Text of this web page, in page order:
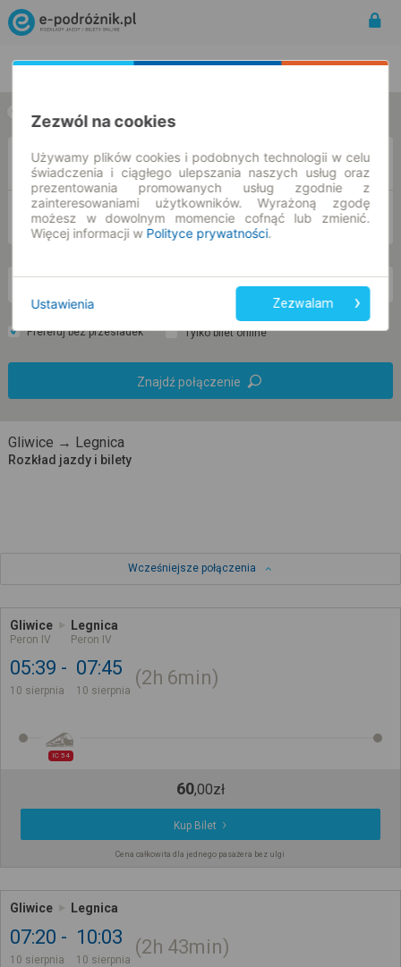
w jedną stronę w obie strony
Z
-- : --
Preferuj bez przesiadek Tylko bilet online
Znajdź połączenie
Gliwice → Legnica
Rozkład jazdy i bilety
Wcześniejsze połączenia
Gliwice
Peron IV
Legnica
Peron IV
05:39
10 sierpnia
07:45
10 sierpnia
2h 6min
IC 54
60,00zł
Kup Bilet
Cena całkowita dla jednego pasażera bez ulgi
Gliwice Legnica
07:20
10 sierpnia
10:03
10 sierpnia
2h 43min
Zezwól na cookies
Używamy plików cookies i podobnych technologii w celu
świadczenia i ciągłego ulepszania naszych usług oraz
prezentowania promowanych usług zgodnie z
zainteresowaniami użytkowników. Wyrażoną zgodę
możesz w dowolnym momencie cofnąć lub zmienić.
Więcej informacji w Polityce prywatności.
Ustawienia Zezwalam